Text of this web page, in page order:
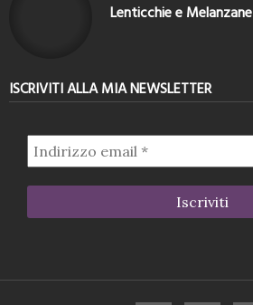
Lenticchie e Melanzane
ISCRIVITI ALLA MIA NEWSLETTER